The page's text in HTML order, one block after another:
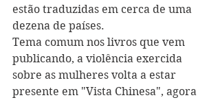
estão traduzidas em cerca de uma
dezena de países.
Tema comum nos livros que vem
publicando, a violência exercida
sobre as mulheres volta a estar
presente em "Vista Chinesa", agora